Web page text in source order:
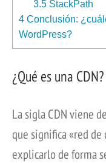
3.5 StackPath
4 Conclusión:
WordPress?
¿Qué es una CDN?
La sigla CDN viene
que significa «red
explicarlo de forma